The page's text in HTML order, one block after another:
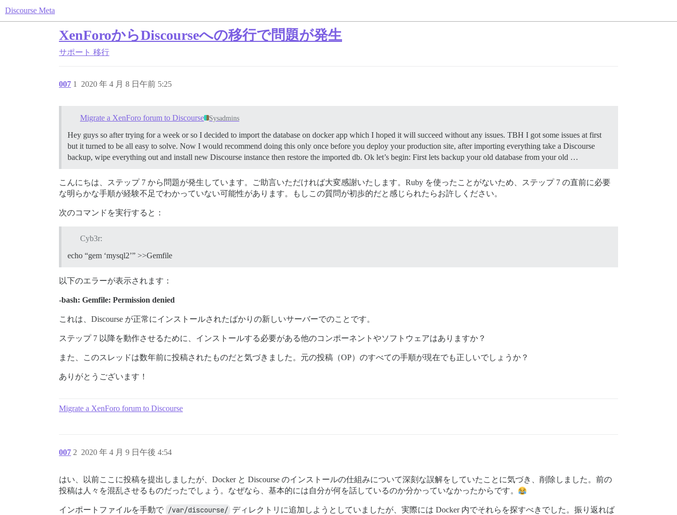
Discourse Meta
XenForoからDiscourseへの移行で問題が発生
サポート 移行
007 2020 年 4 月 8 日午前 5:25
1
Migrate a XenForo forum to Discourse Sysadmins
Hey guys so after trying for a week or so I decided to import the database on docker app which I hoped it will succeed without any issues. TBH I got some issues at first
but it turned to be all easy to solve. Now I would recommend doing this only once before you deploy your production site, after importing everything take a Discourse
backup, wipe everything out and install new Discourse instance then restore the imported db. Ok let’s begin: First lets backup your old database from your old …
こんにちは、ステップ 7 から問題が発生しています。ご助言いただければ大変感謝いたします。Ruby を使ったことがないため、ステップ 7 の直前に必要
な明らかな手順が経験不足でわかっていない可能性があります。もしこの質問が初歩的だと感じられたらお許しください。
次のコマンドを実行すると：
Cyb3r:
echo “gem ‘mysql2’” >>Gemfile
以下のエラーが表示されます：
-bash: Gemfile: Permission denied
これは、Discourse が正常にインストールされたばかりの新しいサーバーでのことです。
ステップ 7 以降を動作させるために、インストールする必要がある他のコンポーネントやソフトウェアはありますか？
また、このスレッドは数年前に投稿されたものだと気づきました。元の投稿（OP）のすべての手順が現在でも正しいでしょうか？
ありがとうございます！
Migrate a XenForo forum to Discourse
007 2020 年 4 月 9 日午後 4:54
2
はい、以前ここに投稿を提出しましたが、Docker と Discourse のインストールの仕組みについて深刻な誤解をしていたことに気づき、削除しました。前の
投稿は人々を混乱させるものだったでしょう。なぜなら、基本的には自分が何を話しているのか分かっていなかったからです。
インポートファイルを手動で /var/discourse/ ディレクトリに追加しようとしていましたが、実際には Docker 内でそれらを探すべきでした。振り返れば